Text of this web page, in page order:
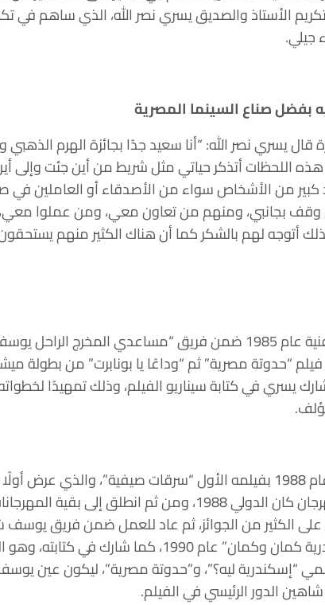
الأستاذ والصديق يسري نصر الله، الذي ساهم في
جيلي.
بفضل صناع السينما المصرية
يسري نصر الله: “أنا سعيد جدًا بجائزة الهرم
هذه اللحظات أتذكر حياتي مثل شريط من أين جئت وإلى
من الأشخاص سواء من الأصدقاء أو العاملين في
وقف بجانبي، ومنهم من تعاون معي، ومن عملوا
أتوجه لهم بالشكر كما أن هناك الكثير منهم يستحقون
وبدأ يسري نصر الله مسيرته الفنية عام 1985 ضمن فريق “مساعدي المخرج
“حدوتة مصرية” ثم “وداعًا يا بونابرت” من بطولة
في كتابة سيناريو الفيلم، وذلك تمهيدًا لخطواته
وكانت خطوته الأولى كمخرج عام 1988 بفيلمه الأول “سرقات صيفية”،
“نصف شهر المخرجين” في مهرجان كان الدولي 1988، ومن ثم انطلق
الكثير من الجوائز، ثم عاد للعمل ضمن فريق
كمخرج منفذ في فيلم “إسكندرية كمان وكمان” عام 1990، كما
“إسكندرية ليه؟”، و”حدوتة مصرية”، ليكون عين
الدور الرئيسي في الفيلم.